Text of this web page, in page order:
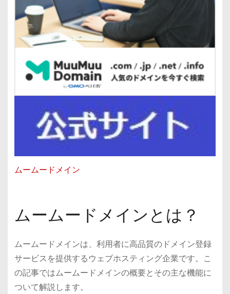
ムームードメイン
ムームードメインとは？
ムームードメインは、利用者に高品質のドメイン登録
サービスを提供するウェブホスティング企業です。こ
の記事ではムームードメインの概要とその主な機能に
ついて解説します。